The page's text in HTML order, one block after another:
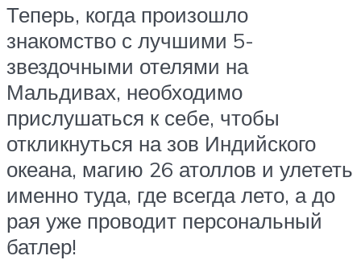
Теперь, когда произошло
знакомство с лучшими 5-
звездочными отелями на
Мальдивах, необходимо
прислушаться к себе, чтобы
откликнуться на зов Индийского
океана, магию 26 атоллов и улететь
именно туда, где всегда лето, а до
рая уже проводит персональный
батлер!